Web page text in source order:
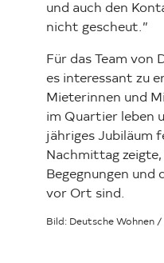
und auch den
nicht gescheut.”
Für das Team von
es interessant zu
Mieterinnen und
im Quartier leben
jähriges Jubiläum
Nachmittag
Begegnungen und
vor Ort sind.
Bild: Deutsche Wohnen